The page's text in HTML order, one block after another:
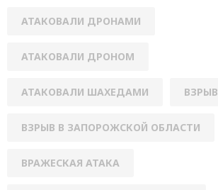
АТАКОВАЛИ ДРОНАМИ
АТАКОВАЛИ ДРОНОМ
АТАКОВАЛИ ШАХЕДАМИ ВЗРЫВ
ВЗРЫВ В ЗАПОРОЖСКОЙ ОБЛАСТИ
ВРАЖЕСКАЯ АТАКА